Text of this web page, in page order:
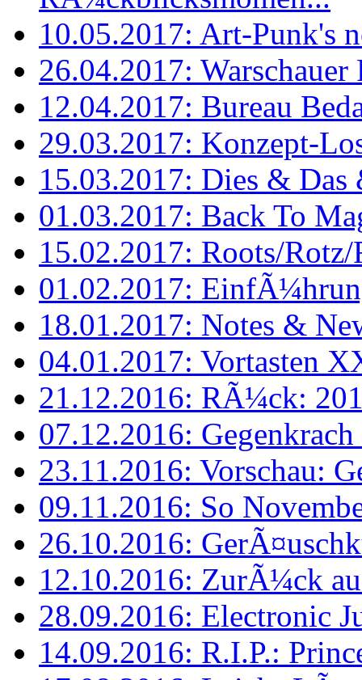
10.05.2017: Art-Punk's
26.04.2017: Warschauer
12.04.2017: Bureau
29.03.2017: Konzept-
15.03.2017: Dies & Das
01.03.2017: Back To
15.02.2017: Roots/
01.02.2017:
18.01.2017: Notes &
04.01.2017: Vortasten
21.12.2016: RÃ¼ck:
07.12.2016:
23.11.2016: Vorschau:
09.11.2016: So
26.10.2016:
12.10.2016: ZurÃ¼ck
28.09.2016: Electronic
14.09.2016: R.I.P.: